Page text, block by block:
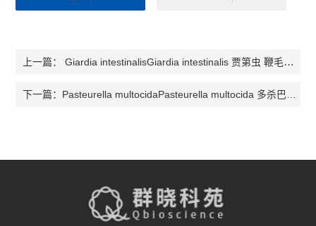
上一篇： Giardia intestinalisGiardia intestinalis 贾第虫 鞭毛虫检测试剂盒
下一篇： Pasteurella multocidaPasteurella multocida 多杀巴斯德菌检测试剂盒